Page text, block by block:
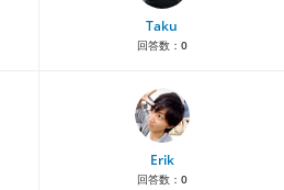
Taku
回答数： 0
Erik
回答数： 0